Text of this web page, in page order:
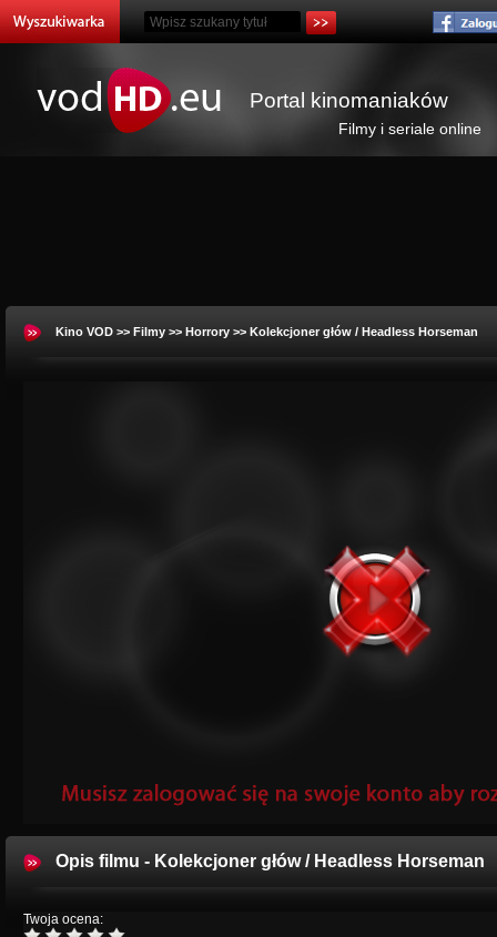
Portal kinomaniaków
Filmy i seriale online
Kino VOD >> Filmy >> Horrory >> Kolekcjoner głów / Headless Horseman
Opis filmu - Kolekcjoner głów / Headless Horseman
Twoja ocena: